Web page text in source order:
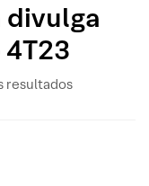
divulga
resultados